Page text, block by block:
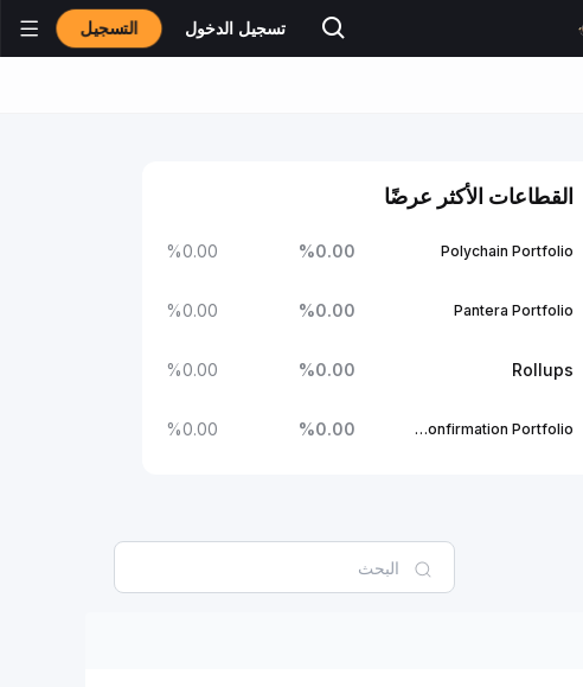
تسجيل الدخول التسجيل
القطاعات الأكثر عرضًا
Polychain Portfolio
0.00
%
0.00
%
Pantera Portfolio
0.00
%
0.00
%
Rollups
0.00
%
0.00
%
1Confirmation Portfolio
0.00
%
0.00
%